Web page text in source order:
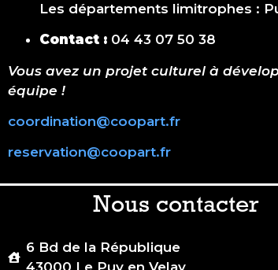
Les départements limitrophes :
Contact : 04 43 07 50 38
Vous avez un projet culturel à
équipe !
coordination@coopart.fr
reservation@coopart.fr
Nous contacter
6 Bd de la République
43000 Le Puy en Velay